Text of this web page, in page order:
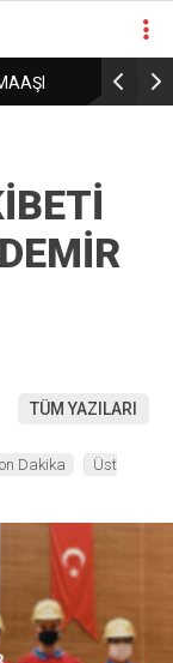
TÜM YAZILARI
Dakika
Üst